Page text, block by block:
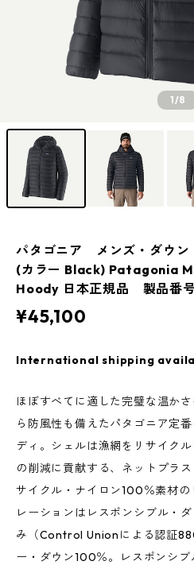
1/8
パタゴニア メンズ・ダウ
(カラー Black) Patagonia
Hoody 日本正規品 製品番
¥45,100
International shipping
ほぼすべてに適した完璧な温か
ら防風性も備えたパタゴニア定
ディ。シェルは漁網をリサイク
の削減に貢献する、ネットプラ
サイクル・ナイロン100％素材
レーションはレスポンシブル・
み（Control Unionによる認証
ー・ダウン100％。レスポンシ